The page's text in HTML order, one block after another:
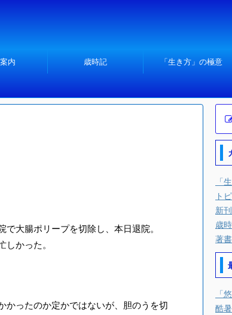
内 歳時記 「生き方」の極意
大腸ポリープを切除し、本日退院。
かった。
かったのか定かではないが、胆のうを切
「
ト
新
歳
著
「
酷